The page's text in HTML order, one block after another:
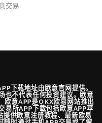
交易
下载地址由欧意官网提供。
也不代表任何投资建议。欧意
欧意APP是OKX欧易网站推出
易所APP下载包括欧意APP苹
供欧意注册教程、最新欧易